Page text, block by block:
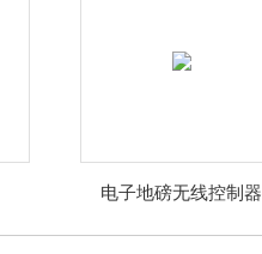
电子地磅无线控制器